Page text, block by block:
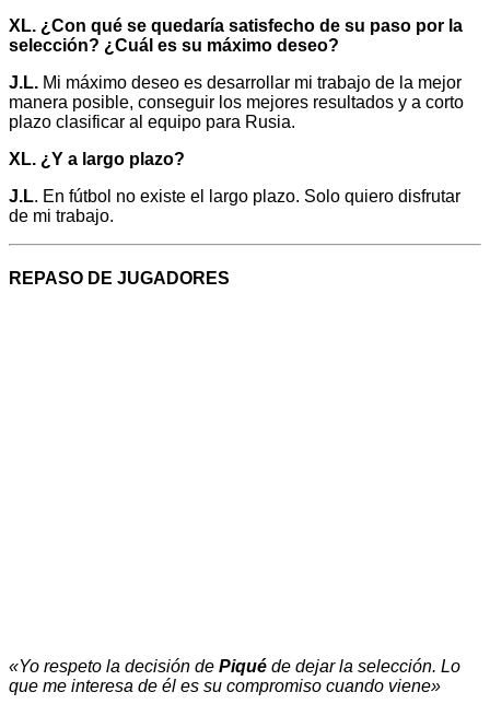
XL. ¿Con qué se quedaría satisfecho de su paso por la
selección? ¿Cuál es su máximo deseo?
J.L. Mi máximo deseo es desarrollar mi trabajo de la mejor
manera posible, conseguir los mejores resultados y a corto
plazo clasificar al equipo para Rusia.
XL. ¿Y a largo plazo?
J.L. En fútbol no existe el largo plazo. Solo quiero disfrutar
de mi trabajo.
REPASO DE JUGADORES
«Yo respeto la decisión de Piqué de dejar la selección. Lo
que me interesa de él es su compromiso cuando viene»